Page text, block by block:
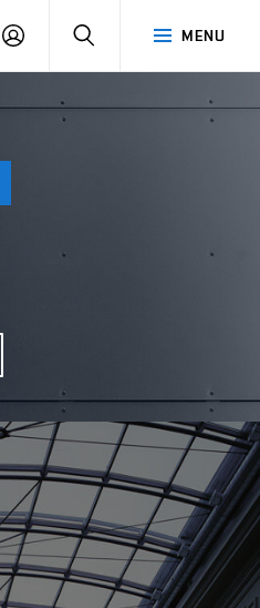
MENU
PŘIHLÁSIT